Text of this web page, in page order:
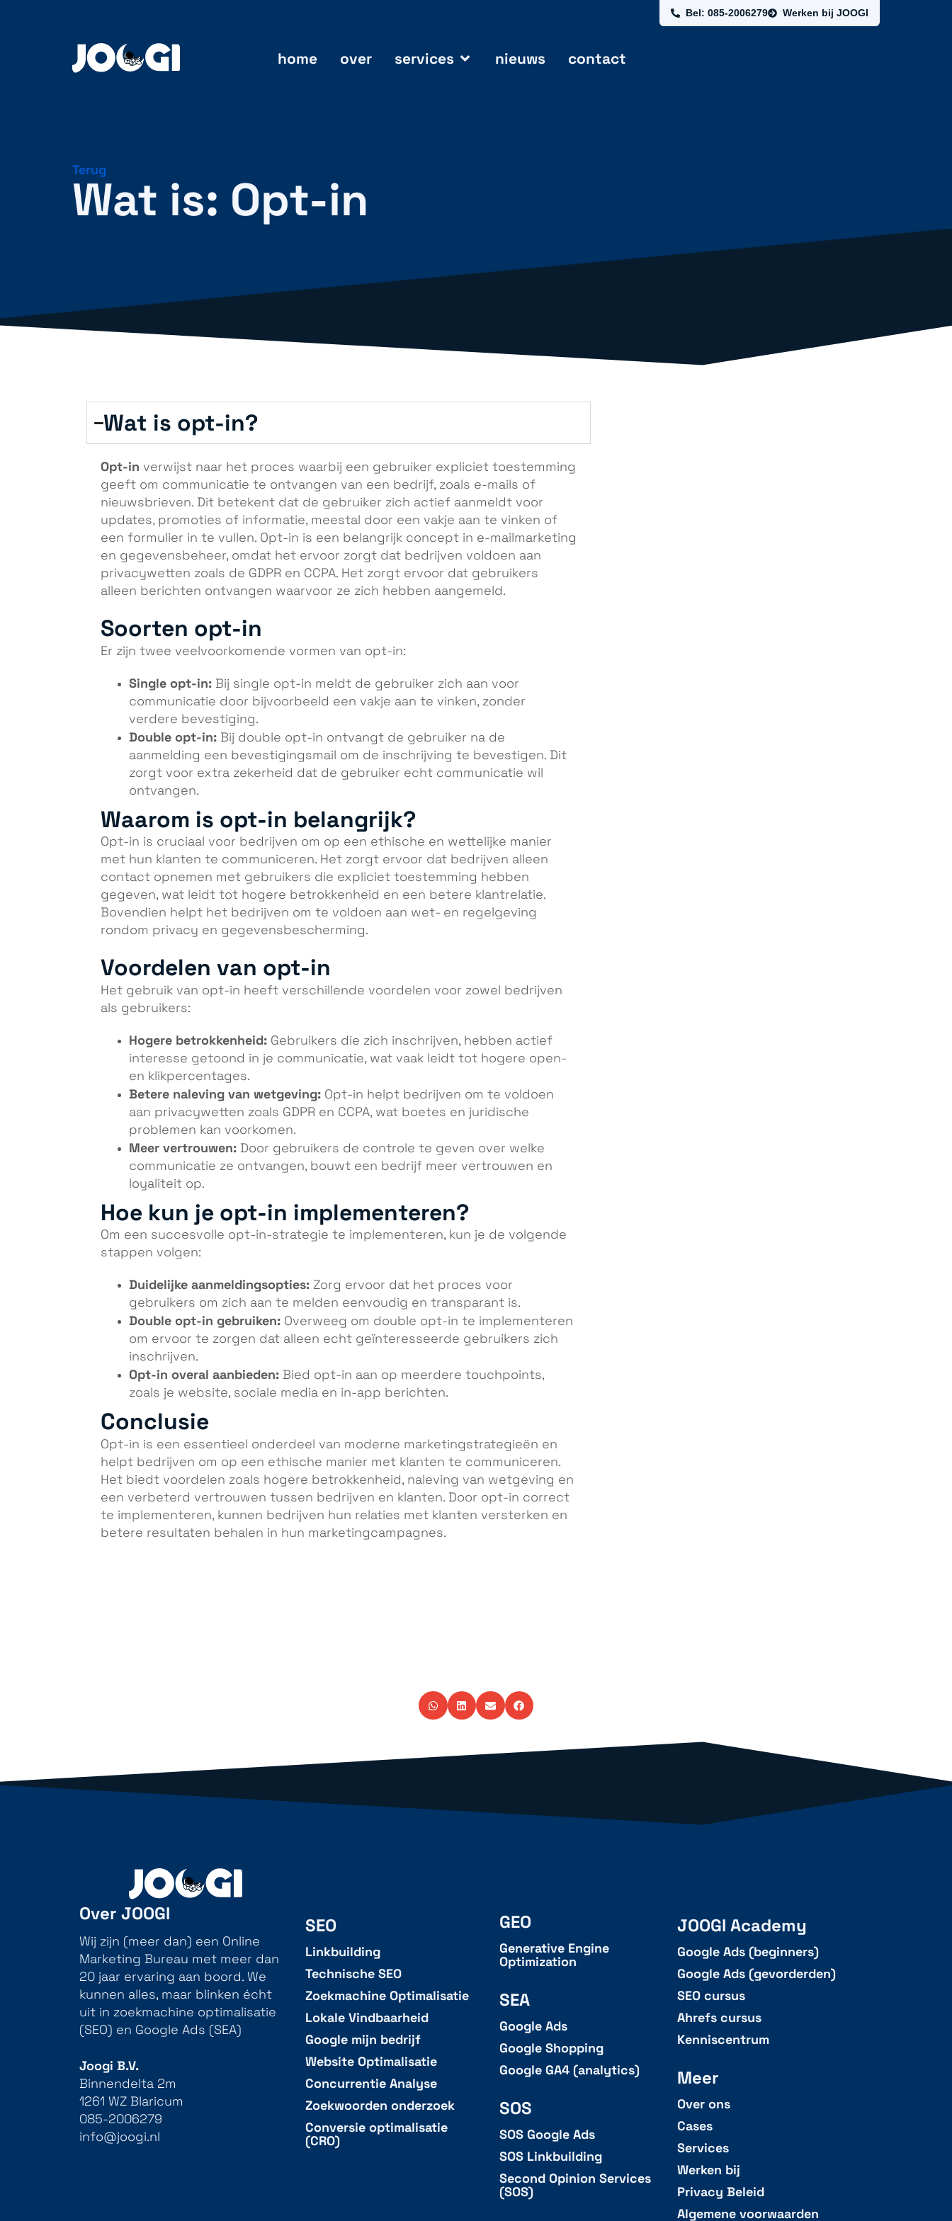
Bel: 085-2006279 Werken bij JOOGI
home over services nieuws contact
Terug
Wat is: Opt-in
Wat is opt-in?
Opt-in verwijst naar het proces waarbij een gebruiker expliciet toestemming
geeft om communicatie te ontvangen van een bedrijf, zoals e-mails of
nieuwsbrieven. Dit betekent dat de gebruiker zich actief aanmeldt voor
updates, promoties of informatie, meestal door een vakje aan te vinken of
een formulier in te vullen. Opt-in is een belangrijk concept in e-mailmarketing
en gegevensbeheer, omdat het ervoor zorgt dat bedrijven voldoen aan
privacywetten zoals de GDPR en CCPA. Het zorgt ervoor dat gebruikers
alleen berichten ontvangen waarvoor ze zich hebben aangemeld.
Soorten opt-in
Er zijn twee veelvoorkomende vormen van opt-in:
Single opt-in: Bij single opt-in meldt de gebruiker zich aan voor
communicatie door bijvoorbeeld een vakje aan te vinken, zonder
verdere bevestiging.
Double opt-in: Bij double opt-in ontvangt de gebruiker na de
aanmelding een bevestigingsmail om de inschrijving te bevestigen. Dit
zorgt voor extra zekerheid dat de gebruiker echt communicatie wil
ontvangen.
Waarom is opt-in belangrijk?
Opt-in is cruciaal voor bedrijven om op een ethische en wettelijke manier
met hun klanten te communiceren. Het zorgt ervoor dat bedrijven alleen
contact opnemen met gebruikers die expliciet toestemming hebben
gegeven, wat leidt tot hogere betrokkenheid en een betere klantrelatie.
Bovendien helpt het bedrijven om te voldoen aan wet- en regelgeving
rondom privacy en gegevensbescherming.
Voordelen van opt-in
Het gebruik van opt-in heeft verschillende voordelen voor zowel bedrijven
als gebruikers:
Hogere betrokkenheid: Gebruikers die zich inschrijven, hebben actief
interesse getoond in je communicatie, wat vaak leidt tot hogere open-
en klikpercentages.
Betere naleving van wetgeving: Opt-in helpt bedrijven om te voldoen
aan privacywetten zoals GDPR en CCPA, wat boetes en juridische
problemen kan voorkomen.
Meer vertrouwen: Door gebruikers de controle te geven over welke
communicatie ze ontvangen, bouwt een bedrijf meer vertrouwen en
loyaliteit op.
Hoe kun je opt-in implementeren?
Om een succesvolle opt-in-strategie te implementeren, kun je de volgende
stappen volgen:
Duidelijke aanmeldingsopties: Zorg ervoor dat het proces voor
gebruikers om zich aan te melden eenvoudig en transparant is.
Double opt-in gebruiken: Overweeg om double opt-in te implementeren
om ervoor te zorgen dat alleen echt geïnteresseerde gebruikers zich
inschrijven.
Opt-in overal aanbieden: Bied opt-in aan op meerdere touchpoints,
zoals je website, sociale media en in-app berichten.
Conclusie
Opt-in is een essentieel onderdeel van moderne marketingstrategieën en
helpt bedrijven om op een ethische manier met klanten te communiceren.
Het biedt voordelen zoals hogere betrokkenheid, naleving van wetgeving en
een verbeterd vertrouwen tussen bedrijven en klanten. Door opt-in correct
te implementeren, kunnen bedrijven hun relaties met klanten versterken en
betere resultaten behalen in hun marketingcampagnes.
Over JOOGI
Wij zijn (meer dan) een Online
Marketing Bureau met meer dan
20 jaar ervaring aan boord. We
kunnen alles, maar blinken écht
uit in zoekmachine optimalisatie
(SEO) en Google Ads (SEA)
Joogi B.V.
Binnendelta 2m
1261 WZ Blaricum
085-2006279
info@joogi.nl
SEO
Linkbuilding
Technische SEO
Zoekmachine Optimalisatie
Lokale Vindbaarheid
Google mijn bedrijf
Website Optimalisatie
Concurrentie Analyse
Zoekwoorden onderzoek
Conversie optimalisatie
(CRO)
GEO
Generative Engine
Optimization
SEA
Google Ads
Google Shopping
Google GA4 (analytics)
SOS
SOS Google Ads
SOS Linkbuilding
Second Opinion Services
(SOS)
JOOGI Academy
Google Ads (beginners)
Google Ads (gevorderden)
SEO cursus
Ahrefs cursus
Kenniscentrum
Meer
Over ons
Cases
Services
Werken bij
Privacy Beleid
Algemene voorwaarden